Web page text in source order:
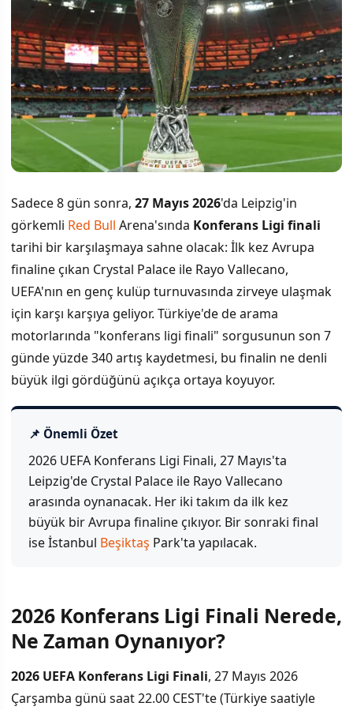
Sadece 8 gün sonra, 27 Mayıs 2026'da Leipzig'in
görkemli Red Bull Arena'sında Konferans Ligi finali
tarihi bir karşılaşmaya sahne olacak: İlk kez Avrupa
finaline çıkan Crystal Palace ile Rayo Vallecano,
UEFA'nın en genç kulüp turnuvasında zirveye ulaşmak
için karşı karşıya geliyor. Türkiye'de de arama
motorlarında "konferans ligi finali" sorgusunun son 7
günde yüzde 340 artış kaydetmesi, bu finalin ne denli
büyük ilgi gördüğünü açıkça ortaya koyuyor.
📌 Önemli Özet
2026 UEFA Konferans Ligi Finali, 27 Mayıs'ta
Leipzig'de Crystal Palace ile Rayo Vallecano
arasında oynanacak. Her iki takım da ilk kez
büyük bir Avrupa finaline çıkıyor. Bir sonraki final
ise İstanbul Beşiktaş Park'ta yapılacak.
İÇINDEKILER
Finalistler Kim? Crystal Palace ve Rayo Vallecano'yu
2026 Konferans Ligi Finali Nerede,
Ne Zaman Oynanıyor?
2026 UEFA Konferans Ligi Finali, 27 Mayıs 2026
Çarşamba günü saat 22.00 CEST'te (Türkiye saatiyle